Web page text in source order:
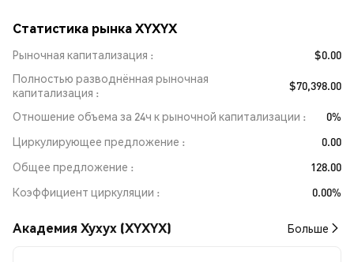
Статистика рынка XYXYX
Рыночная капитализация
$0.00
Полностью разводнённая рыночная
капитализация
$70,398.00
Отношение объема за 24ч к рыночной капитализации
0%
Циркулирующее предложение
0.00
Общее предложение
128.00
Коэффициент циркуляции
0.00%
Академия Xyxyx (XYXYX) Больше